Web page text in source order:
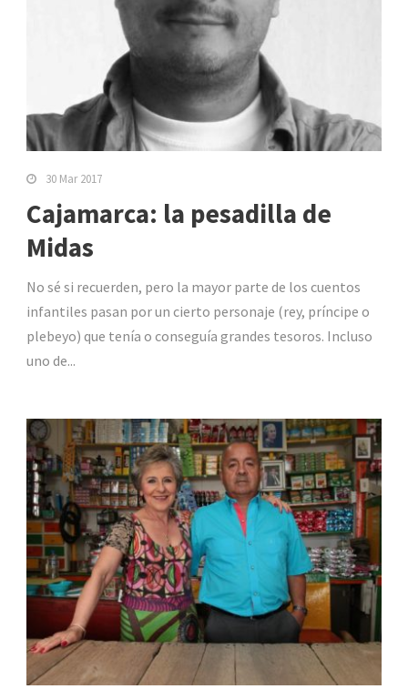
30 Mar 2017
Cajamarca: la pesadilla de
Midas
No sé si recuerden, pero la mayor parte de los cuentos
infantiles pasan por un cierto personaje (rey, príncipe o
plebeyo) que tenía o conseguía grandes tesoros. Incluso
uno de...